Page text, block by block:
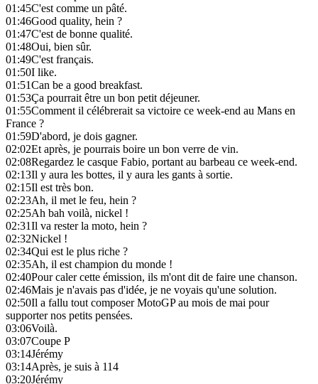
01:45C'est comme un pâté.
01:46Good quality, hein ?
01:47C'est de bonne qualité.
01:48Oui, bien sûr.
01:49C'est français.
01:50I like.
01:51Can be a good breakfast.
01:53Ça pourrait être un bon petit déjeuner.
01:55Comment il célébrerait sa victoire ce week-end au Mans en
France ?
01:59D'abord, je dois gagner.
02:02Et après, je pourrais boire un bon verre de vin.
02:08Regardez le casque Fabio, portant au barbeau ce week-end.
02:13Il y aura les bottes, il y aura les gants à sortie.
02:15Il est très bon.
02:23Ah, il met le feu, hein ?
02:25Ah bah voilà, nickel !
02:31Il va rester la moto, hein ?
02:32Nickel !
02:34Qui est le plus riche ?
02:35Ah, il est champion du monde !
02:40Pour caler cette émission, ils m'ont dit de faire une chanson.
02:46Mais je n'avais pas d'idée, je ne voyais qu'une solution.
02:50Il a fallu tout composer MotoGP au mois de mai pour
supporter nos petits pensées.
03:06Voilà.
03:07Coupe P
03:14Jérémy
03:14Après, je suis à 114
03:20Jérémy